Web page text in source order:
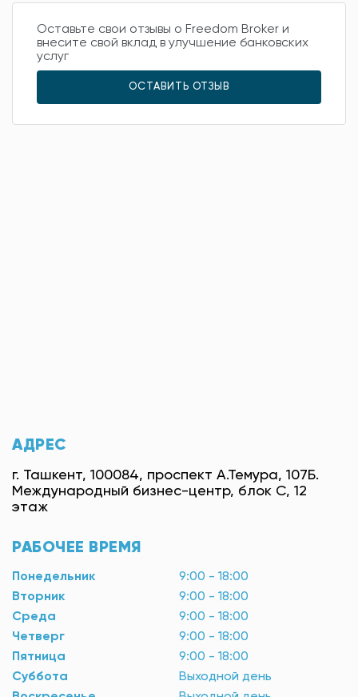
Оставьте свои отзывы о Freedom Broker и
внесите свой вклад в улучшение банковских
услуг
ОСТАВИТЬ ОТЗЫВ
АДРЕС
г. Ташкент, 100084, проспект А.Темура, 107Б.
Международный бизнес-центр, блок С, 12
этаж
РАБОЧЕЕ ВРЕМЯ
Понедельник
9:00 - 18:00
Вторник
9:00 - 18:00
Среда
9:00 - 18:00
Четверг
9:00 - 18:00
Пятница
9:00 - 18:00
Суббота
Выходной день